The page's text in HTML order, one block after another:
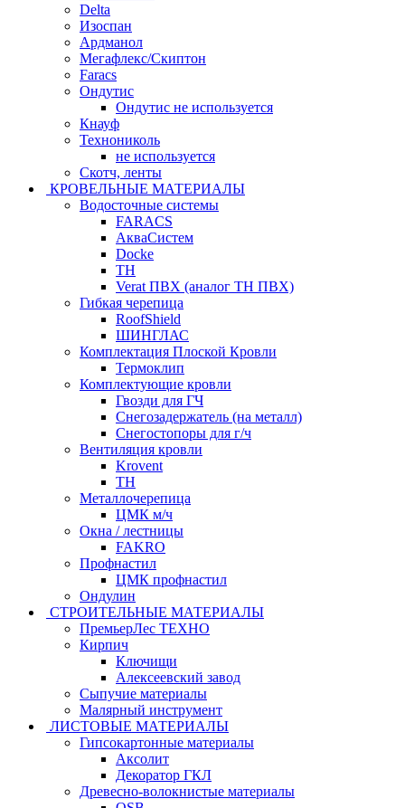
Delta
Изоспан
Ардманол
Мегафлекс/Скиптон
Faracs
Ондутис
Ондутис не используется
Кнауф
Технониколь
не используется
Скотч, ленты
КРОВЕЛЬНЫЕ МАТЕРИАЛЫ
Водосточные системы
FARACS
АкваСистем
Docke
ТН
Verat ПВХ (аналог ТН ПВХ)
Гибкая черепица
RoofShield
ШИНГЛАС
Комплектация Плоской Кровли
Термоклип
Комплектующие кровли
Гвозди для ГЧ
Снегозадержатель (на металл)
Снегостопоры для г/ч
Вентиляция кровли
Krovent
ТН
Металлочерепица
ЦМК м/ч
Окна / лестницы
FAKRO
Профнастил
ЦМК профнастил
Ондулин
СТРОИТЕЛЬНЫЕ МАТЕРИАЛЫ
ПремьерЛес ТЕХНО
Кирпич
Ключищи
Алексеевский завод
Сыпучие материалы
Малярный инструмент
ЛИСТОВЫЕ МАТЕРИАЛЫ
Гипсокартонные материалы
Аксолит
Декоратор ГКЛ
Древесно-волокнистые материалы